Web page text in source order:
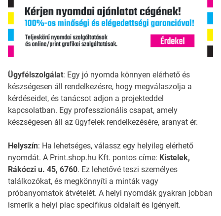
Ügyfélszolgálat: Egy jó nyomda könnyen elérhető és
készségesen áll rendelkezésre, hogy megválaszolja a
kérdéseidet, és tanácsot adjon a projekteddel
kapcsolatban. Egy professzionális csapat, amely
készségesen áll az ügyfelek rendelkezésére, aranyat ér.
Helyszín: Ha lehetséges, válassz egy helyileg elérhető
nyomdát. A Print.shop.hu Kft. pontos címe: Kistelek,
Rákóczi u. 45, 6760. Ez lehetővé teszi személyes
találkozókat, és megkönnyíti a minták vagy
próbanyomatok átvételét. A helyi nyomdák gyakran jobban
ismerik a helyi piac specifikus oldalait és igényeit.